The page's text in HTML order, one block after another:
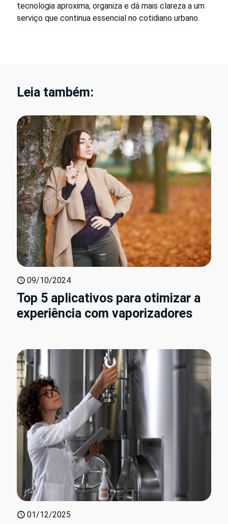
tecnologia aproxima, organiza e dá mais clareza a um
serviço que continua essencial no cotidiano urbano.
Leia também:
09/10/2024
Top 5 aplicativos para otimizar a
experiência com vaporizadores
01/12/2025